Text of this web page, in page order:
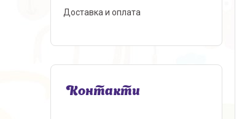
Доставка и оплата
Контакти